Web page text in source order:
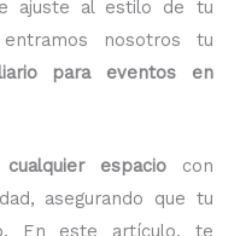
ajuste al estilo de tu
nosotros tu
para eventos en
espaciocon
asegurando que tu
En este artículo, te